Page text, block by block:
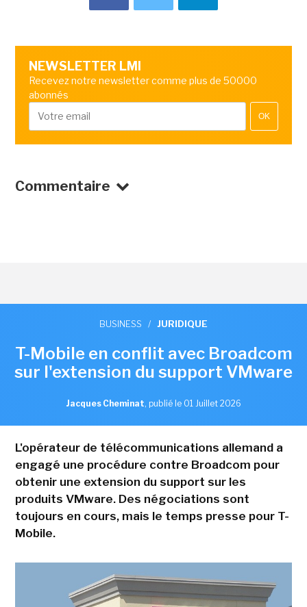
NEWSLETTER LMI
Recevez notre newsletter comme plus de 50000
abonnés
OK
Commentaire
BUSINESS / JURIDIQUE
T-Mobile en conflit avec Broadcom
sur l'extension du support VMware
Jacques Cheminat, publié le 01 Juillet 2026
L'opérateur de télécommunications allemand a
engagé une procédure contre Broadcom pour
obtenir une extension du support sur les
produits VMware. Des négociations sont
toujours en cours, mais le temps presse pour T-
Mobile.